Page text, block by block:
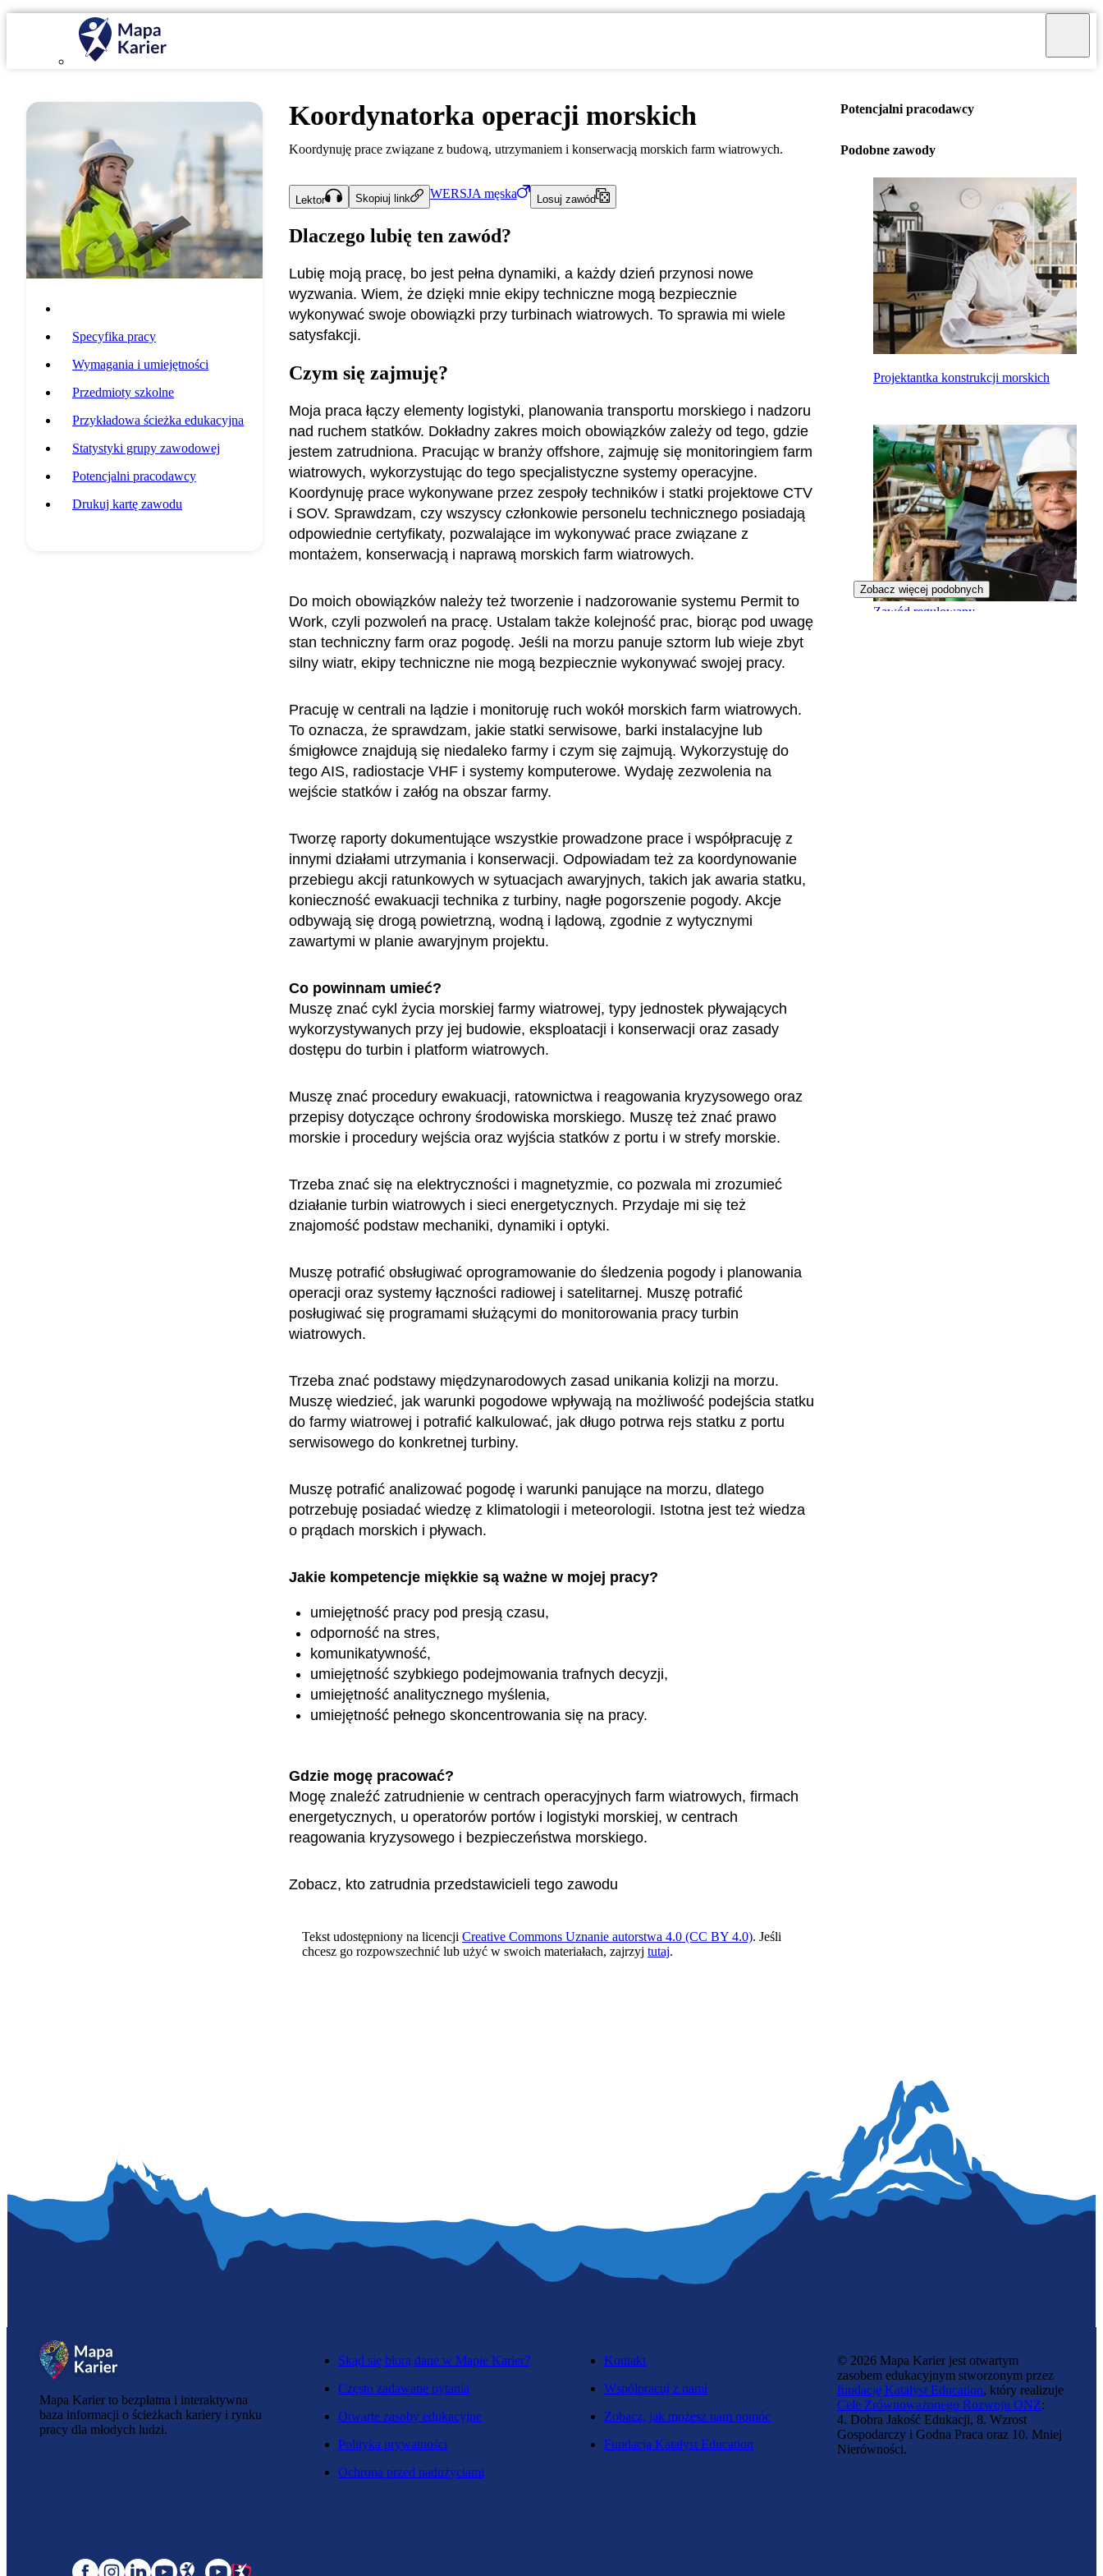
Specyfika pracy
Wymagania i umiejętności
Przedmioty szkolne
Przykładowa ścieżka edukacyjna
Statystyki grupy zawodowej
Potencjalni pracodawcy
Drukuj kartę zawodu
Koordynatorka operacji morskich
Koordynuję prace związane z budową, utrzymaniem i konserwacją morskich farm wiatrowych.
Lektor Skopiuj link WERSJA męska Losuj zawód
Dlaczego lubię ten zawód?
Lubię moją pracę, bo jest pełna dynamiki, a każdy dzień przynosi nowe
wyzwania. Wiem, że dzięki mnie ekipy techniczne mogą bezpiecznie
wykonywać swoje obowiązki przy turbinach wiatrowych. To sprawia mi wiele
satysfakcji.
Czym się zajmuję?
Moja praca łączy elementy logistyki, planowania transportu morskiego i nadzoru
nad ruchem statków. Dokładny zakres moich obowiązków zależy od tego, gdzie
jestem zatrudniona. Pracując w branży offshore, zajmuję się monitoringiem farm
wiatrowych, wykorzystując do tego specjalistyczne systemy operacyjne.
Koordynuję prace wykonywane przez zespoły techników i statki projektowe CTV
i SOV. Sprawdzam, czy wszyscy członkowie personelu technicznego posiadają
odpowiednie certyfikaty, pozwalające im wykonywać prace związane z
montażem, konserwacją i naprawą morskich farm wiatrowych.
Do moich obowiązków należy też tworzenie i nadzorowanie systemu Permit to
Work, czyli pozwoleń na pracę. Ustalam także kolejność prac, biorąc pod uwagę
stan techniczny farm oraz pogodę. Jeśli na morzu panuje sztorm lub wieje zbyt
silny wiatr, ekipy techniczne nie mogą bezpiecznie wykonywać swojej pracy.
Pracuję w centrali na lądzie i monitoruję ruch wokół morskich farm wiatrowych.
To oznacza, że sprawdzam, jakie statki serwisowe, barki instalacyjne lub
śmigłowce znajdują się niedaleko farmy i czym się zajmują. Wykorzystuję do
tego AIS, radiostacje VHF i systemy komputerowe. Wydaję zezwolenia na
wejście statków i załóg na obszar farmy.
Tworzę raporty dokumentujące wszystkie prowadzone prace i współpracuję z
innymi działami utrzymania i konserwacji. Odpowiadam też za koordynowanie
przebiegu akcji ratunkowych w sytuacjach awaryjnych, takich jak awaria statku,
konieczność ewakuacji technika z turbiny, nagłe pogorszenie pogody. Akcje
odbywają się drogą powietrzną, wodną i lądową, zgodnie z wytycznymi
zawartymi w planie awaryjnym projektu.
Co powinnam umieć?
Muszę znać cykl życia morskiej farmy wiatrowej, typy jednostek pływających
wykorzystywanych przy jej budowie, eksploatacji i konserwacji oraz zasady
dostępu do turbin i platform wiatrowych.
Muszę znać procedury ewakuacji, ratownictwa i reagowania kryzysowego oraz
przepisy dotyczące ochrony środowiska morskiego. Muszę też znać prawo
morskie i procedury wejścia oraz wyjścia statków z portu i w strefy morskie.
Trzeba znać się na elektryczności i magnetyzmie, co pozwala mi zrozumieć
działanie turbin wiatrowych i sieci energetycznych. Przydaje mi się też
znajomość podstaw mechaniki, dynamiki i optyki.
Muszę potrafić obsługiwać oprogramowanie do śledzenia pogody i planowania
operacji oraz systemy łączności radiowej i satelitarnej. Muszę potrafić
posługiwać się programami służącymi do monitorowania pracy turbin
wiatrowych.
Trzeba znać podstawy międzynarodowych zasad unikania kolizji na morzu.
Muszę wiedzieć, jak warunki pogodowe wpływają na możliwość podejścia statku
do farmy wiatrowej i potrafić kalkulować, jak długo potrwa rejs statku z portu
serwisowego do konkretnej turbiny.
Muszę potrafić analizować pogodę i warunki panujące na morzu, dlatego
potrzebuję posiadać wiedzę z klimatologii i meteorologii. Istotna jest też wiedza
o prądach morskich i pływach.
Jakie kompetencje miękkie są ważne w mojej pracy?
umiejętność pracy pod presją czasu,
odporność na stres,
komunikatywność,
umiejętność szybkiego podejmowania trafnych decyzji,
umiejętność analitycznego myślenia,
umiejętność pełnego skoncentrowania się na pracy.
Gdzie mogę pracować?
Mogę znaleźć zatrudnienie w centrach operacyjnych farm wiatrowych, firmach
energetycznych, u operatorów portów i logistyki morskiej, w centrach
reagowania kryzysowego i bezpieczeństwa morskiego.
Zobacz, kto zatrudnia przedstawicieli tego zawodu
Tekst udostępniony na licencji Creative Commons Uznanie autorstwa 4.0 (CC BY 4.0). Jeśli
chcesz go rozpowszechnić lub użyć w swoich materiałach, zajrzyj tutaj.
Potencjalni pracodawcy
Podobne zawody
Projektantka konstrukcji morskich
Zawód regulowany
Zobacz więcej podobnych
Mapa Karier to bezpłatna i interaktywna
baza informacji o ścieżkach kariery i rynku
pracy dla młodych ludzi.
Skąd się biorą dane w Mapie Karier?
Często zadawane pytania
Otwarte zasoby edukacyjne
Polityka prywatności
Ochrona przed nadużyciami
Kontakt
Współpracuj z nami
Zobacz, jak możesz nam pomóc
Fundacja Katalyst Education
© 2026 Mapa Karier jest otwartym
zasobem edukacyjnym stworzonym przez
fundację Katalyst Education, który realizuje
Cele Zrównoważonego Rozwoju ONZ:
4. Dobra Jakość Edukacji, 8. Wzrost
Gospodarczy i Godna Praca oraz 10. Mniej
Nierówności.